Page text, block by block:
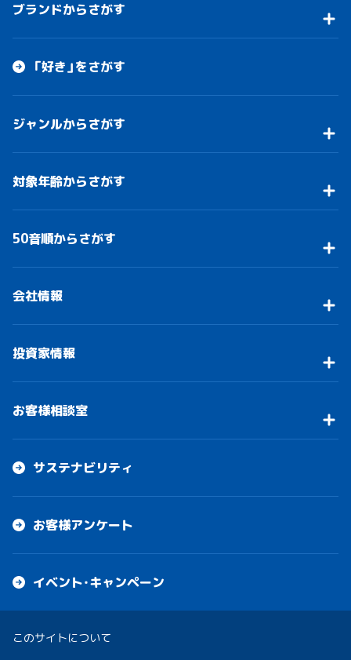
ブランドからさがす
「好き」をさがす
ジャンルからさがす
対象年齢からさがす
50音順からさがす
会社情報
投資家情報
お客様相談室
サステナビリティ
お客様アンケート
イベント・キャンペーン
このサイトについて